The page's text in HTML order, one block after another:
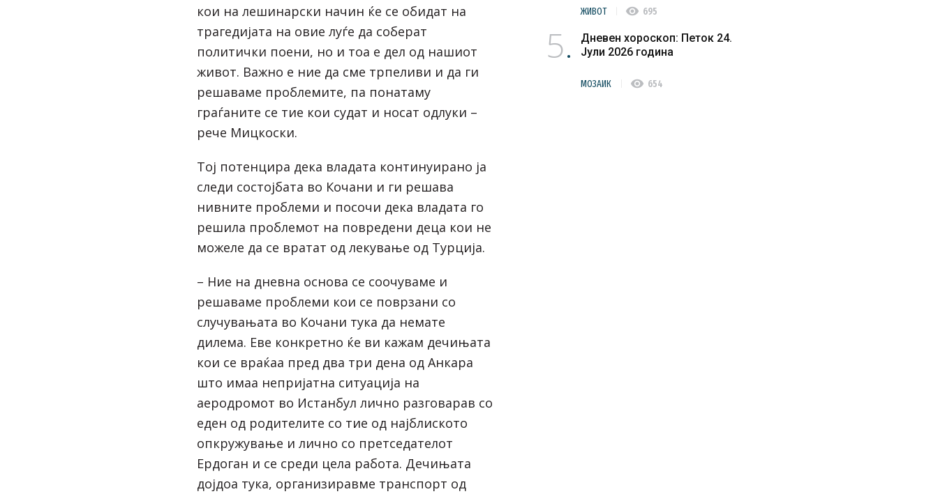
кои на лешинарски начин ќе се обидат на
трагедијата на овие луѓе да соберат
политички поени, но и тоа е дел од нашиот
живот. Важно е ние да сме трпеливи и да ги
решаваме проблемите, па понатаму
граѓаните се тие кои судат и носат одлуки –
рече Мицкоски.
Тој потенцира дека владата континуирано ја
следи состојбата во Кочани и ги решава
нивните проблеми и посочи дека владата го
решила проблемот на повредени деца кои не
можеле да се вратат од лекување од Турција.
– Ние на дневна основа се соочуваме и
решаваме проблеми кои се поврзани со
случувањата во Кочани тука да немате
дилема. Еве конкретно ќе ви кажам дечињата
кои се враќаа пред два три дена од Анкара
што имаа непријатна ситуација на
аеродромот во Истанбул лично разговарав со
еден од родителите со тие од најблиското
опкружување и лично со претседателот
Ердоган и се среди цела работа. Дечињата
дојдоа тука, организиравме транспорт од
ЖИВОТ visibility 695
5
Дневен хороскоп: Петок 24.
Јули 2026 година
МОЗАИК visibility 654